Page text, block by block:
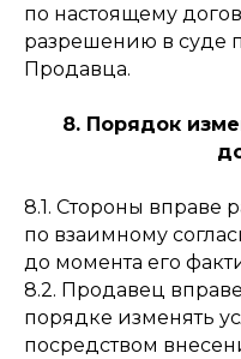
по настоящему
разрешению в суде
Продавца.
8. Порядок
8.1. Стороны вправе
по взаимному
до момента его
8.2. Продавец
порядке изменять
посредством